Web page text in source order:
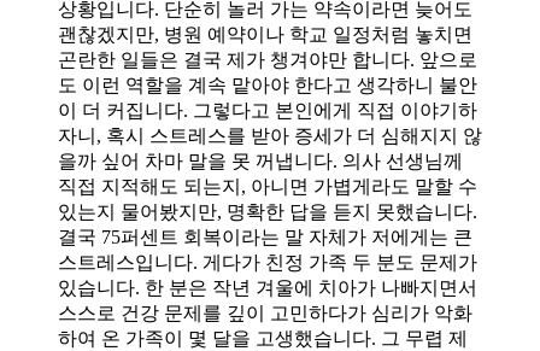
상황입니다. 단순히 놀러 가는 약속이라면 늦어도
괜찮겠지만, 병원 예약이나 학교 일정처럼 놓치면
곤란한 일들은 결국 제가 챙겨야만 합니다. 앞으로
도 이런 역할을 계속 맡아야 한다고 생각하니 불안
이 더 커집니다. 그렇다고 본인에게 직접 이야기하
자니, 혹시 스트레스를 받아 증세가 더 심해지지 않
을까 싶어 차마 말을 못 꺼냅니다. 의사 선생님께
직접 지적해도 되는지, 아니면 가볍게라도 말할 수
있는지 물어봤지만, 명확한 답을 듣지 못했습니다.
결국 75퍼센트 회복이라는 말 자체가 저에게는 큰
스트레스입니다. 게다가 친정 가족 두 분도 문제가
있습니다. 한 분은 작년 겨울에 치아가 나빠지면서
스스로 건강 문제를 깊이 고민하다가 심리가 악화
하여 온 가족이 몇 달을 고생했습니다. 그 무렵 제